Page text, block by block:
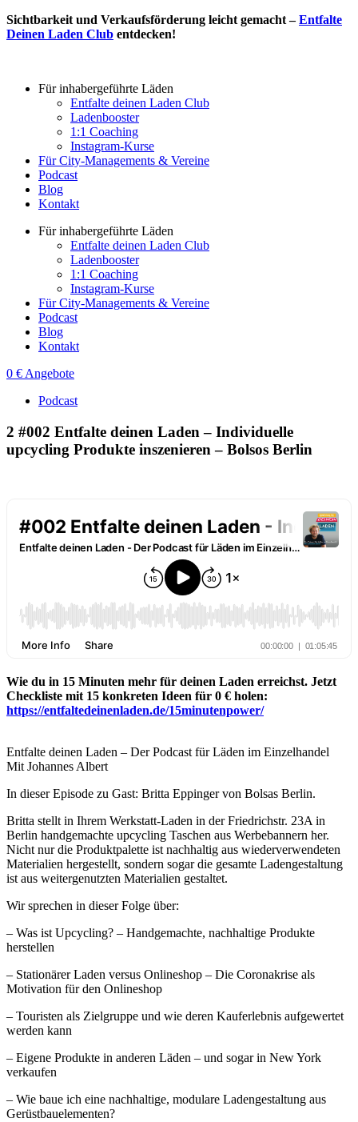
Zum
Inhalt
Sichtbarkeit und Verkaufsförderung leicht gemacht –Entfalte
Deinen Laden Club entdecken!
Für inhabergeführte Läden
Entfalte deinen Laden Club
Ladenbooster
1:1 Coaching
Instagram-Kurse
Für City-Managements & Vereine
Podcast
Blog
Kontakt
Für inhabergeführte Läden
Entfalte deinen Laden Club
Ladenbooster
1:1 Coaching
Instagram-Kurse
Für City-Managements & Vereine
Podcast
Blog
Kontakt
0 € Angebote
Podcast
2 #002 Entfalte deinen Laden – Individuelle
upcycling Produkte inszenieren – Bolsos Berlin
Wie du in 15 Minuten mehr für deinen Laden erreichst. Jetzt
Checkliste mit 15 konkreten Ideen für 0 € holen:
https://entfaltedeinenladen.de/15minutenpower/
Entfalte deinen Laden – Der Podcast für Läden im Einzelhandel
Mit Johannes Albert
In dieser Episode zu Gast: Britta Eppinger von Bolsas Berlin.
Britta stellt in Ihrem Werkstatt-Laden in der Friedrichstr. 23A in
Berlin handgemachte upcycling Taschen aus Werbebannern her.
Nicht nur die Produktpalette ist nachhaltig aus wiederverwendeten
Materialien hergestellt, sondern sogar die gesamte Ladengestaltung
ist aus weitergenutzten Materialien gestaltet.
Wir sprechen in dieser Folge über:
– Was ist Upcycling? – Handgemachte, nachhaltige Produkte
herstellen
– Stationärer Laden versus Onlineshop – Die Coronakrise als
Motivation für den Onlineshop
– Touristen als Zielgruppe und wie deren Kauferlebnis aufgewertet
werden kann
– Eigene Produkte in anderen Läden – und sogar in New York
verkaufen
– Wie baue ich eine nachhaltige, modulare Ladengestaltung aus
Gerüstbauelementen?